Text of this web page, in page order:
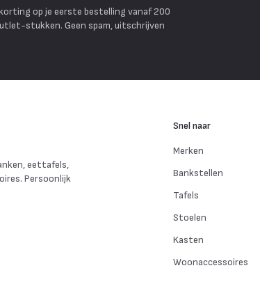
op je eerste bestelling vanaf 200
stukken. Geen spam, uitschrijven
eettafels,
Persoonlijk
Snel naar
Merken
Bankstellen
Tafels
Stoelen
Kasten
Woonaccessoires